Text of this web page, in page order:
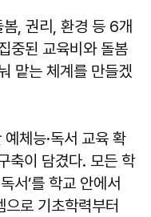
, 권리, 환경 등 6개
중된 교육비와 돌봄
맡는 체계를 만들겠
체능·독서 교육 확
축이 담겼다. 모든 학
서’를 학교 안에서
로 기초학력부터